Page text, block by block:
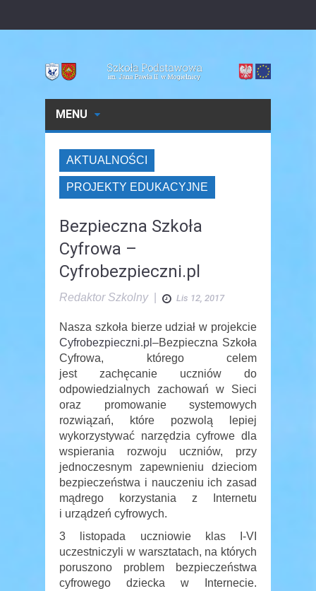
MENU
AKTUALNOŚCI
PROJEKTY EDUKACYJNE
Bezpieczna Szkoła
Cyfrowa –
Cyfrobezpieczni.pl
Redaktor Szkolny| Lis 12, 2017
Nasza szkoła bierze udział w projekcie
Cyfrobezpieczni.pl –Bezpieczna Szkoła
Cyfrowa, którego celem
jest zachęcanie uczniów do
odpowiedzialnych zachowań w Sieci
oraz promowanie systemowych
rozwiązań, które pozwolą lepiej
wykorzystywać narzędzia cyfrowe dla
wspierania rozwoju uczniów, przy
jednoczesnym zapewnieniu dzieciom
bezpieczeństwa i nauczeniu ich zasad
mądrego korzystania z Internetu
i urządzeń cyfrowych.
3 listopada uczniowie klas I-VI
uczestniczyli w warsztatach, na których
poruszono problem bezpieczeństwa
cyfrowego dziecka w Internecie.